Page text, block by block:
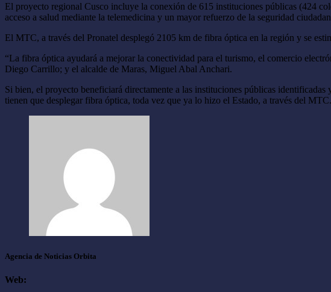
El proyecto regional Cusco incluye la conexión de 615 instituciones públicas (424
acceso a salud mediante la telemedicina y un mayor refuerzo de la seguridad
El MTC, a través del Pronatel desplegó 2105 km de fibra óptica en la región y se
“La fibra óptica ayudará a mejorar la conectividad para el turismo, el comercio
Diego Carrillo; y el alcalde de Maras, Miguel Abal Anchari.
Si bien, el proyecto beneficiará directamente a las instituciones públicas
tienen que desplegar fibra óptica, toda vez que ya lo hizo el Estado, a través del MTC.
Agencia de Noticias Orbita
Web: